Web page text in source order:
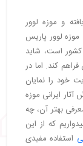
و موزه لوور
لوور پاریس
کشور است، شاید
کند. اما در
خود را نمایان
ایرانی موزه
بهتر آن، چه
که از این
استفاده مفیدی